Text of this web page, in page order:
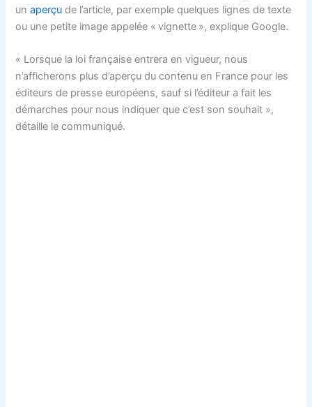
unaperçu de l’article, par exemple quelques lignes de texte
ou une petite image appelée « vignette », explique Google.
« Lorsque la loi française entrera en vigueur, nous
n’afficherons plus d’aperçu du contenu en France pour les
éditeurs de presse européens, sauf si l’éditeur a fait les
démarches pour nous indiquer que c’est son souhait »,
détaille le communiqué.